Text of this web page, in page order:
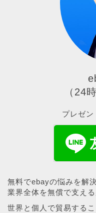
（24
プレゼ
無料でebayの悩みを解
業界全体を無償で支える
世界と個人で貿易するこ